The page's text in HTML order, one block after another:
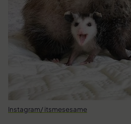
Instagram/ itsmesesame